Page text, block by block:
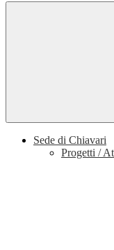
Sede di Chiavari
Progetti /